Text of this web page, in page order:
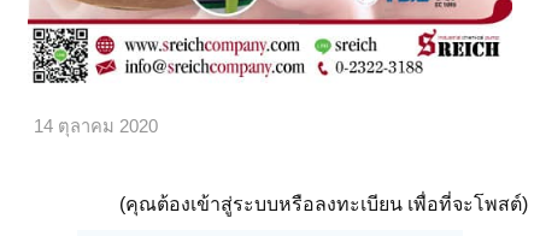
14 ตุลาคม 2020
(คุณต้องเข้าสู่ระบบหรือลงทะเบียน เพื่อที่จะโพสต์)